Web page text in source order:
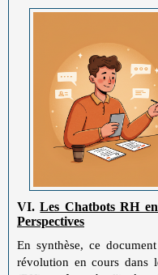
VI.Les Chatbots RH
Perspectives
En synthèse, ce
révolution en cours dans